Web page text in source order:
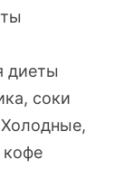
диеты
соки
кофе